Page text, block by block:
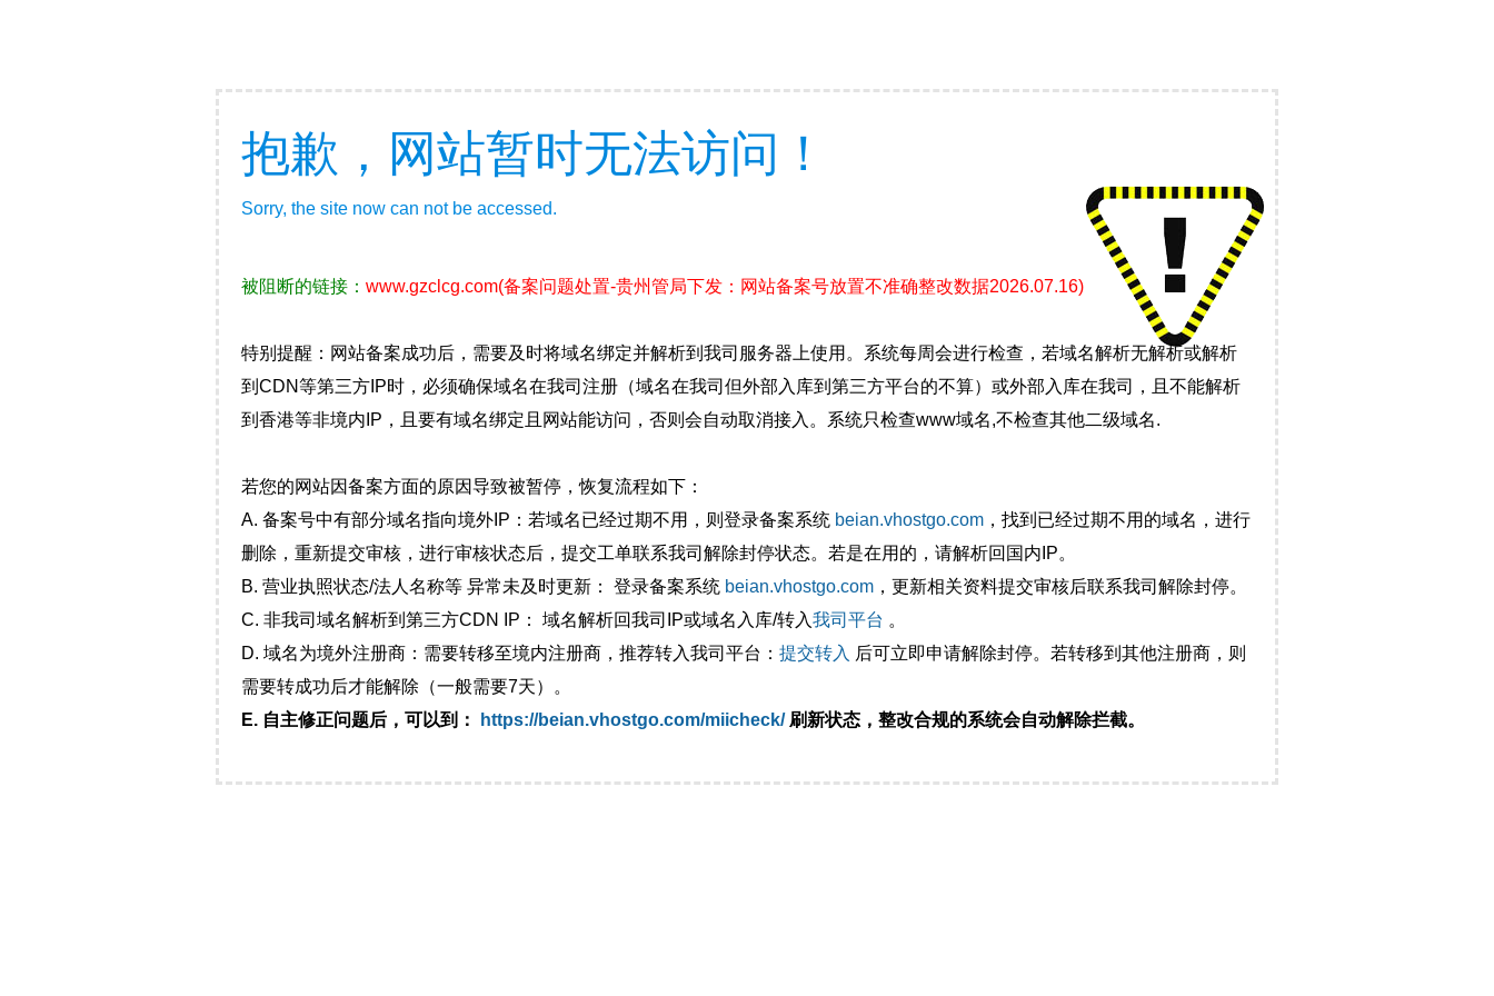
抱歉，网站暂时无法访问！
Sorry, the site now can not be accessed.
被阻断的链接： www.gzclcg.com(备案问题处置-贵州管局下发：网站备案号放置不准确整改数据2026.07.16)
特别提醒：网站备案成功后，需要及时将域名绑定并解析到我司服务器上使用。系统每周会进行检查，若域名解析无解析或解析
到CDN等第三方IP时，必须确保域名在我司注册（域名在我司但外部入库到第三方平台的不算）或外部入库在我司，且不能解析
到香港等非境内IP，且要有域名绑定且网站能访问，否则会自动取消接入。系统只检查www域名,不检查其他二级域名.
若您的网站因备案方面的原因导致被暂停，恢复流程如下：
A. 备案号中有部分域名指向境外IP：若域名已经过期不用，则登录备案系统 beian.vhostgo.com ，找到已经过期不用的域名，进行
删除，重新提交审核，进行审核状态后，提交工单联系我司解除封停状态。若是在用的，请解析回国内IP。
B. 营业执照状态/法人名称等 异常未及时更新： 登录备案系统 beian.vhostgo.com ，更新相关资料提交审核后联系我司解除封停。
C. 非我司域名解析到第三方CDN IP： 域名解析回我司IP或域名入库/转入我司平台 。
D. 域名为境外注册商：需要转移至境内注册商，推荐转入我司平台： 提交转入 后可立即申请解除封停。若转移到其他注册商，则
需要转成功后才能解除（一般需要7天）。
E. 自主修正问题后，可以到：
https://beian.vhostgo.com/miicheck/刷新状态，整改合规的系统会自动解除拦截。